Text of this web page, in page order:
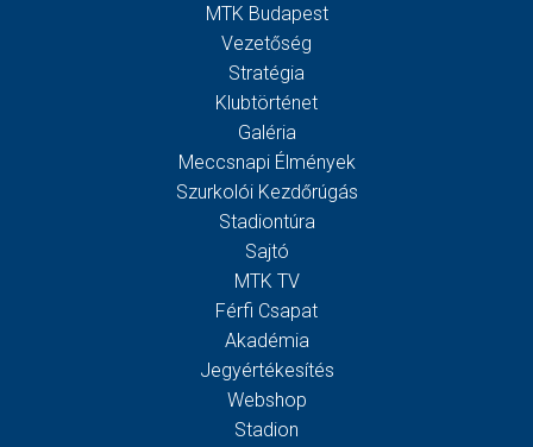
MTK Budapest
Vezetőség
Stratégia
Klubtörténet
Galéria
Meccsnapi Élmények
Szurkolói Kezdőrúgás
Stadiontúra
Sajtó
MTK TV
Férfi Csapat
Akadémia
Jegyértékesítés
Webshop
Stadion